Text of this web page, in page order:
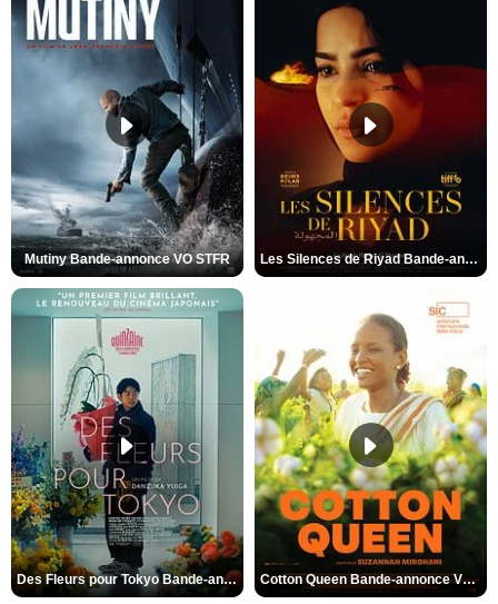
Mutiny Bande-annonce VO STFR Les Silences de Riyad Bande-annonce VO STFR
Des Fleurs pour Tokyo Bande-annonce VO STFR Cotton Queen Bande-annonce VO STFR